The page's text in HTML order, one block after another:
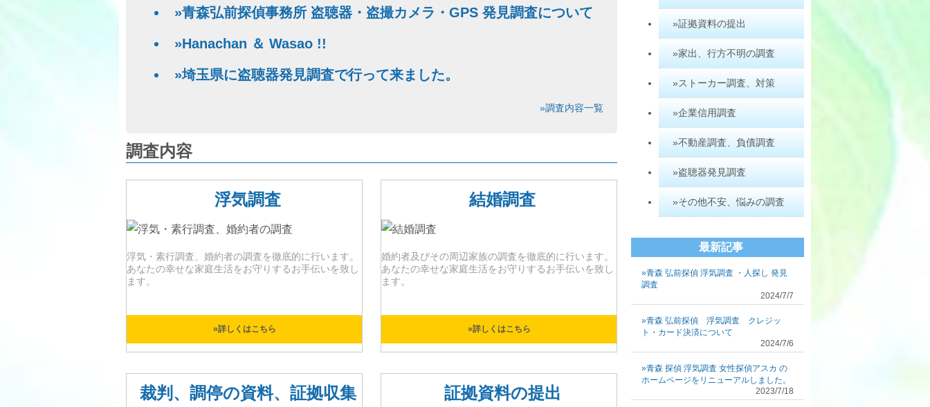
»青森弘前探偵事務所 盗聴器・盗撮カメラ・GPS 発見調査について
»Hanachan ＆ Wasao !!
»埼玉県に盗聴器発見調査で行って来ました。
»調査内容一覧
調査内容
浮気調査
浮気・素行調査、婚約者の調査を徹底的に行います。
あなたの幸せな家庭生活をお守りするお手伝いを致し
ます。
»詳しくはこちら
結婚調査
婚約者及びその周辺家族の調査を徹底的に行います。
あなたの幸せな家庭生活をお守りするお手伝いを致し
ます。
»詳しくはこちら
裁判、調停の資料、証拠収集 証拠資料の提出
»証拠資料の提出
»家出、行方不明の調査
»ストーカー調査、対策
»企業信用調査
»不動産調査、負債調査
»盗聴器発見調査
»その他不安、悩みの調査
最新記事
»青森 弘前探偵 浮気調査 ・人探し 発見
調査
2024/7/7
»青森 弘前探偵 浮気調査 クレジッ
ト・カード決済について
2024/7/6
»青森 探偵 浮気調査 女性探偵アスカ の
ホームページをリニューアルしました。
2023/7/18